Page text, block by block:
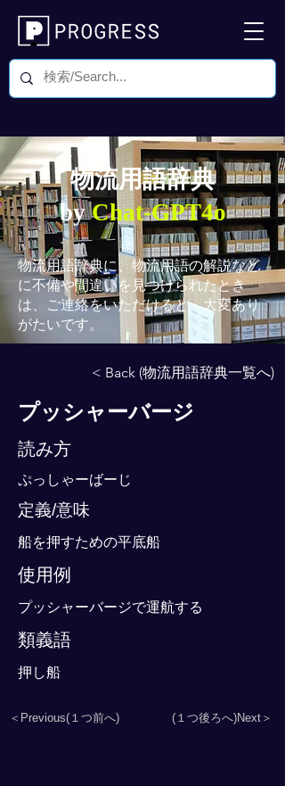
物流用語辞典
byChat-GPT4o
物流用語辞典に、物流用語の解説など
に不備や間違いを見つけられたとき
は、ご連絡をいただけると、大変あり
がたいです。
< Back (物流用語辞典一覧へ)
プッシャーバージ
読み方
ぷっしゃーばーじ
定義/意味
船を押すための平底船
使用例
プッシャーバージで運航する
類義語
押し船
＜Previous(１つ前へ) (１つ後ろへ)Next＞